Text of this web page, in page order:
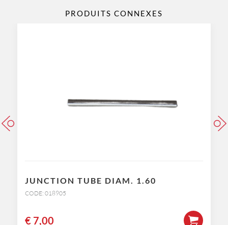
PRODUITS CONNEXES
JUNCTION TUBE DIAM. 1.60
CODE: 018905
€ 7,00